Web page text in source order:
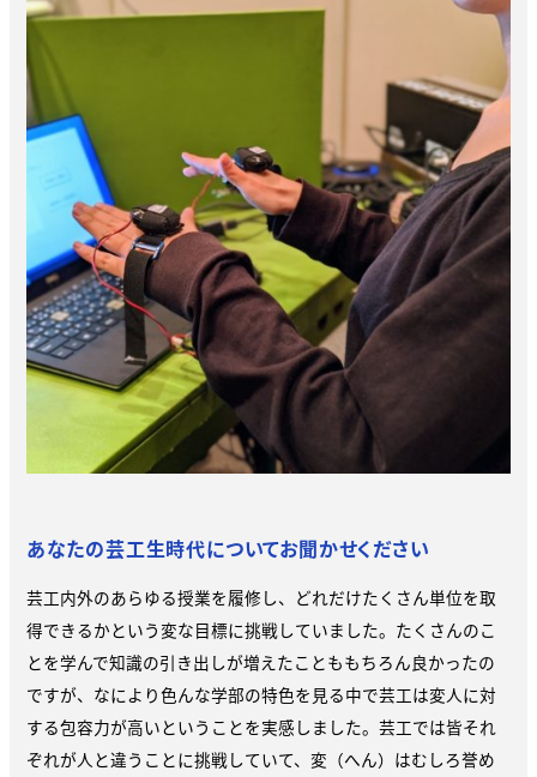
あなたの芸工生時代についてお聞かせください
芸工内外のあらゆる授業を履修し、どれだけたくさん単位を取
得できるかという変な目標に挑戦していました。たくさんのこ
とを学んで知識の引き出しが増えたことももちろん良かったの
ですが、なにより色んな学部の特色を見る中で芸工は変人に対
する包容力が高いということを実感しました。芸工では皆それ
ぞれが人と違うことに挑戦していて、変（へん）はむしろ誉め